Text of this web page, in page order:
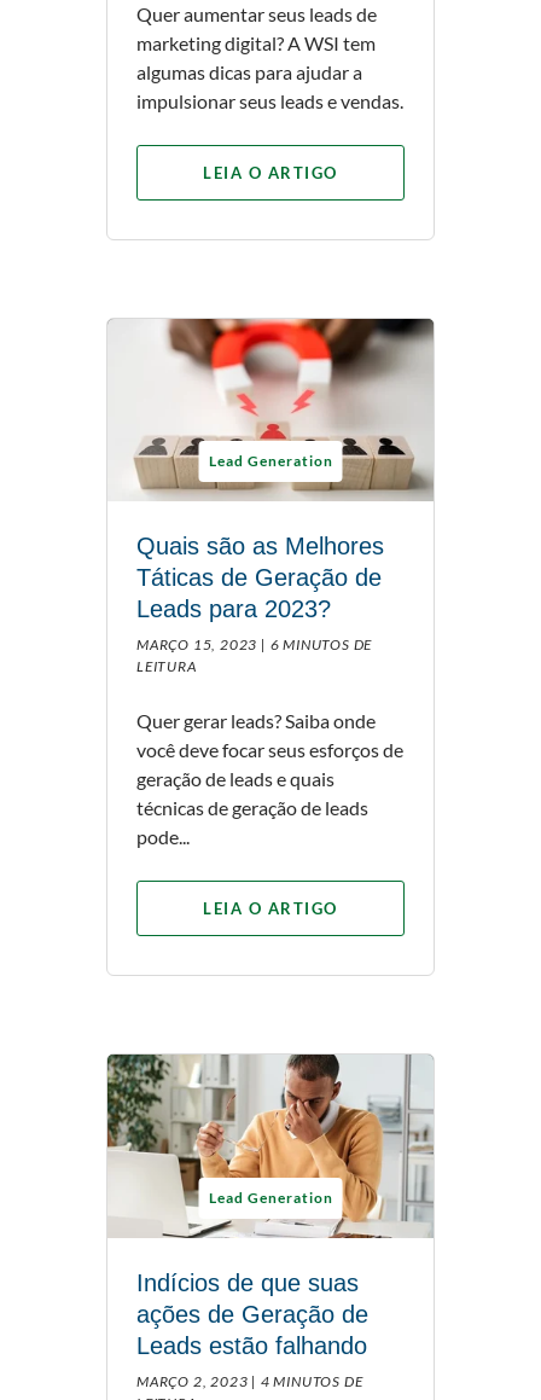
Quer aumentar seus leads de
marketing digital? A WSI tem
algumas dicas para ajudar a
impulsionar seus leads e vendas.
LEIA O ARTIGO
Lead Generation
Quais são as Melhores
Táticas de Geração de
Leads para 2023?
MARÇO 15, 2023 | 6 MINUTOS DE
LEITURA
Quer gerar leads? Saiba onde
você deve focar seus esforços de
geração de leads e quais
técnicas de geração de leads
pode...
LEIA O ARTIGO
Lead Generation
Indícios de que suas
ações de Geração de
Leads estão falhando
MARÇO 2, 2023 | 4 MINUTOS DE